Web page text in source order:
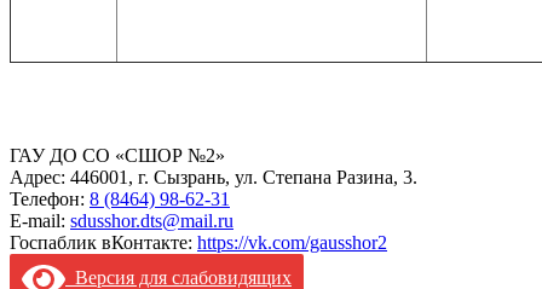
ГАУ ДО СО «СШОР №2»
Адрес: 446001, г. Сызрань, ул. Степана Разина, 3.
Телефон: 8 (8464) 98-62-31
E-mail: sdusshor.dts@mail.ru
Госпаблик вКонтакте: https://vk.com/gausshor2
Версия для слабовидящих